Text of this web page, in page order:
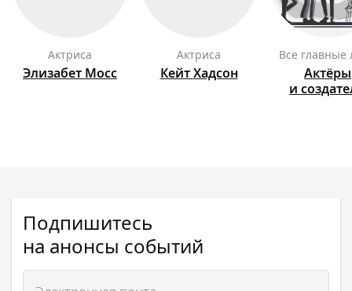
актриса
Элизабет Мосс
актриса
КейтХадсон
Все
Актёры
и
Подпишитесь
на анонсы событий